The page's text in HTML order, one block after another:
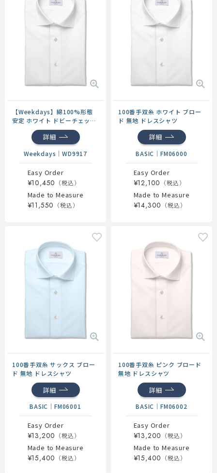
【Weekdays】綿100%形態
安定 ホワイト ドビーチェック
ドレスシャツ
詳細
Weekdays ｜WD9917
Easy Order
¥10,450
Made to Measure
¥11,550
100番手双糸 ホワイト ブロー
ド 無地 ドレスシャツ
詳細
BASIC ｜FM06000
Easy Order
¥12,100
Made to Measure
¥14,300
100番手双糸 サックス ブロー
ド 無地 ドレスシャツ
詳細
BASIC ｜FM06001
Easy Order
¥13,200
Made to Measure
¥15,400
100番手双糸 ピンク ブロード
無地 ドレスシャツ
詳細
BASIC ｜FM06002
Easy Order
¥13,200
Made to Measure
¥15,400